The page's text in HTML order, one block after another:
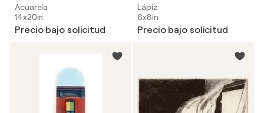
Acuarela
14x20in
Precio bajo solicitud
Lápiz
6x8in
Precio bajo solicitud